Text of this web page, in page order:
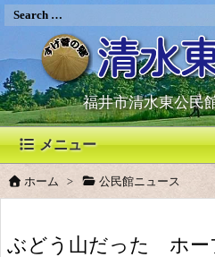
福井市清水東公民
メニュー
ホーム > 公民館ニュース
ぶどう山だった ホー